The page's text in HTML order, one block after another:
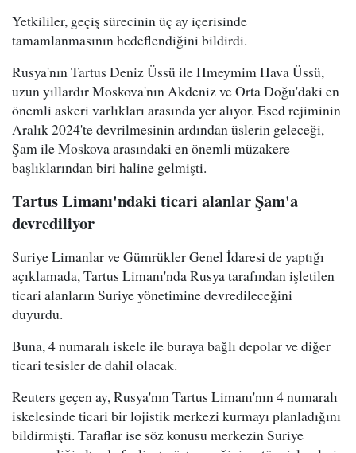
Yetkililer, geçiş sürecinin üç ay içerisinde
tamamlanmasının hedeflendiğini bildirdi.
Rusya'nın Tartus Deniz Üssü ile Hmeymim Hava Üssü,
uzun yıllardır Moskova'nın Akdeniz ve Orta Doğu'daki en
önemli askeri varlıkları arasında yer alıyor. Esed rejiminin
Aralık 2024'te devrilmesinin ardından üslerin geleceği,
Şam ile Moskova arasındaki en önemli müzakere
başlıklarından biri haline gelmişti.
Tartus Limanı'ndaki ticari alanlar Şam'a
devrediliyor
Suriye Limanlar ve Gümrükler Genel İdaresi de yaptığı
açıklamada, Tartus Limanı'nda Rusya tarafından işletilen
ticari alanların Suriye yönetimine devredileceğini
duyurdu.
Buna, 4 numaralı iskele ile buraya bağlı depolar ve diğer
ticari tesisler de dahil olacak.
Reuters geçen ay, Rusya'nın Tartus Limanı'nın 4 numaralı
iskelesinde ticari bir lojistik merkezi kurmayı planladığını
bildirmişti. Taraflar ise söz konusu merkezin Suriye